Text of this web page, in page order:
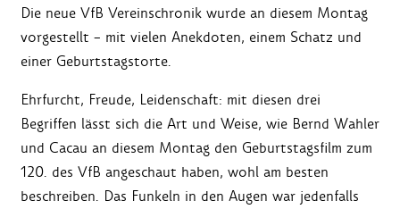
Die neue VfB Vereinschronik wurde an diesem Montag
vorgestellt – mit vielen Anekdoten, einem Schatz und
einer Geburtstagstorte.
Ehrfurcht, Freude, Leidenschaft: mit diesen drei
Begriffen lässt sich die Art und Weise, wie Bernd Wahler
und Cacau an diesem Montag den Geburtstagsfilm zum
120. des VfB angeschaut haben, wohl am besten
beschreiben. Das Funkeln in den Augen war jedenfalls